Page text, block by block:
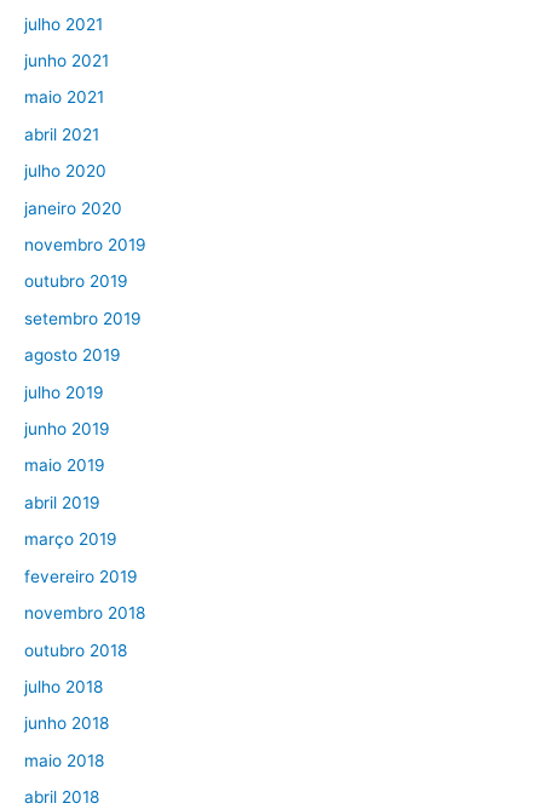
julho 2021
junho 2021
maio 2021
abril 2021
julho 2020
janeiro 2020
novembro 2019
outubro 2019
setembro 2019
agosto 2019
julho 2019
junho 2019
maio 2019
abril 2019
março 2019
fevereiro 2019
novembro 2018
outubro 2018
julho 2018
junho 2018
maio 2018
abril 2018